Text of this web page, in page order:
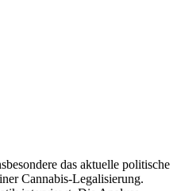
das aktuelle politische
Cannabis-Legalisierung.